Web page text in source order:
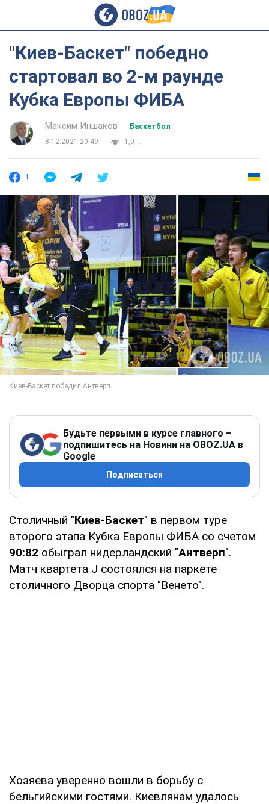
"Киев-Баскет" победно
стартовал во 2-м раунде
Кубка Европы ФИБА
Максим Иншаков
Баскетбол
8.12.2021 20:49
1,0 т.
1
Будьте первыми в курсе главного –
подпишитесь на Новини на OBOZ.UA в
Google
Подписаться
Столичный "Киев-Баскет" в первом туре
второго этапа Кубка Европы ФИБА со счетом
90:82 обыграл нидерландский "Антверп".
Матч квартета J состоялся на паркете
столичного Дворца спорта "Венето".
Хозяева уверенно вошли в борьбу с
бельгийскими гостями. Киевлянам удалось